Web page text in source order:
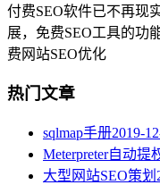
付费SEO软件已不再现
展，免费SEO工具的功
费网站SEO优化
热门文章
sqlmap手册2019-
Meterpreter自动提
大型网站SEO策划